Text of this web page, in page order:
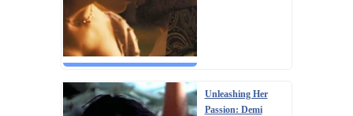
Unleashing Her
Passion: Demi